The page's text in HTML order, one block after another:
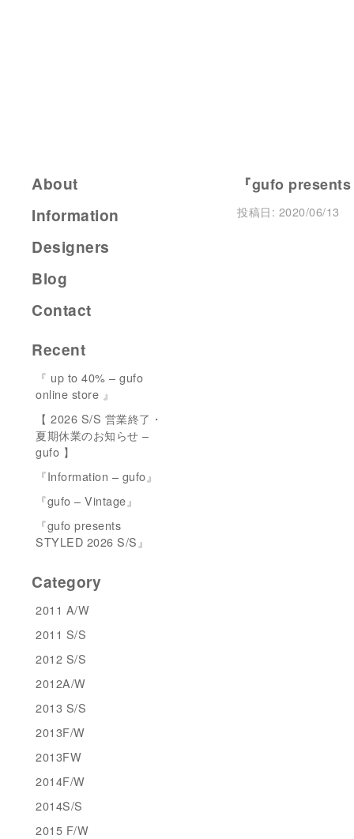
『gufo
投稿日: 2020/06/13
About
Information
Designers
Blog
Contact
Recent
『 up to 40% – gufo
online store 』
【 2026 S/S 営業終了・
夏期休業のお知らせ –
gufo 】
『Information – gufo』
『gufo – Vintage』
『gufo presents
STYLED 2026 S/S』
Category
2011 A/W
2011 S/S
2012 S/S
2012A/W
2013 S/S
2013F/W
2013FW
2014F/W
2014S/S
2015 F/W